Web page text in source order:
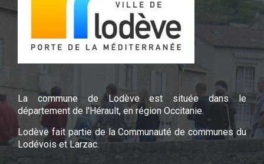
La commune de Lodève est située dans le
département de l'Hérault, en région Occitanie.
Lodève fait partie de la Communauté de communes du
Lodévois et Larzac.